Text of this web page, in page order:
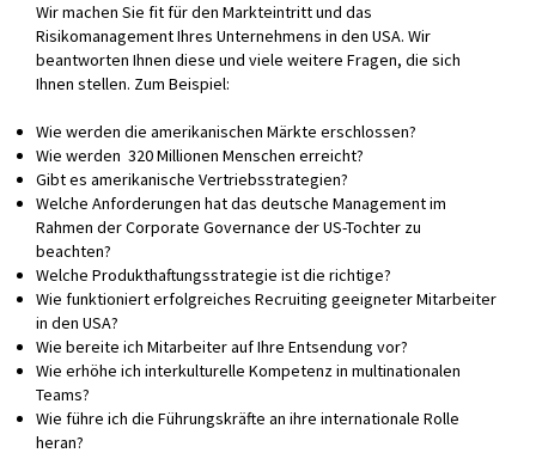
Presse
Veranstaltungen
Publikationen
Kontakt
Wir machen Sie fit für den Markteintritt und das
Risikomanagement Ihres Unternehmens in den USA. Wir
beantworten Ihnen diese und viele weitere Fragen, die sich
Ihnen stellen. Zum Beispiel:
Wie werden die amerikanischen Märkte erschlossen?
Wie werden 320 Millionen Menschen erreicht?
Gibt es amerikanische Vertriebsstrategien?
Welche Anforderungen hat das deutsche Management im
Rahmen der Corporate Governance der US-Tochter zu
beachten?
Welche Produkthaftungsstrategie ist die richtige?
Wie funktioniert erfolgreiches Recruiting geeigneter Mitarbeiter
in den USA?
Wie bereite ich Mitarbeiter auf Ihre Entsendung vor?
Wie erhöhe ich interkulturelle Kompetenz in multinationalen
Teams?
Wie führe ich die Führungskräfte an ihre internationale Rolle
heran?